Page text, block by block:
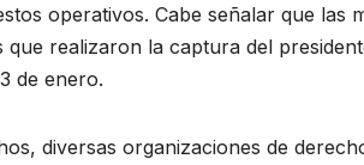
operativos. Cabe señalar que las
que realizaron la captura del
de enero.
diversas organizaciones de